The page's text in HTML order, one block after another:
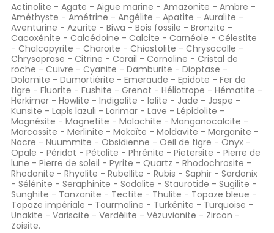
Actinolite - Agate - Aigue marine - Amazonite - Ambre -
Améthyste - Amétrine - Angélite - Apatite - Auralite -
Aventurine - Azurite - Biwa - Bois fossile - Bronzite -
Cacoxénite - Calcédoine - Calcite - Carnéole - Célestite
- Chalcopyrite - Charoïte - Chiastolite - Chrysocolle -
Chrysoprase - Citrine - Corail - Cornaline - Cristal de
roche - Cuivre - Cyanite - Damburite - Dioptase -
Dolomite - Dumortiérite - Emeraude - Epidote - Fer de
tigre - Fluorite - Fushite - Grenat - Héliotrope - Hématite -
Herkimer - Howlite - Indigolite - Iolite - Jade - Jaspe -
Kunsite - Lapis lazuli - Larimar - Lave - Lépidolite -
Magnésite - Magnetite - Malachite - Manganocalcite -
Marcassite - Merlinite - Mokaïte - Moldavite - Morganite -
Nacre - Nuummite - Obsidienne - Oeil de tigre - Onyx -
Opale - Péridot - Pétalite - Phrénite - Pietersite - Pierre de
lune - Pierre de soleil - Pyrite - Quartz - Rhodochrosite -
Rhodonite - Rhyolite - Rubellite - Rubis - Saphir - Sardonix
- Sélénite - Seraphinite - Sodalite - Staurotide - Sugilite -
Sunghite - Tanzanite - Tectite - Thulite - Topaze bleue -
Topaze impériale - Tourmaline - Turkénite - Turquoise -
Unakite - Variscite - Verdélite - Vézuvianite - Zircon -
Zoisite.